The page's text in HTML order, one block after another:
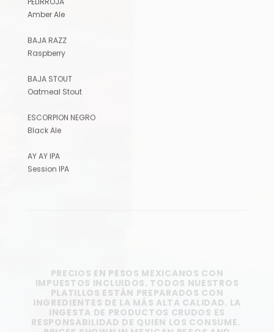
Amber Ale
Raspberry
Oatmeal Stout
Black Ale
Session IPA
PLATILLOS ESTÁN PREPARADOS CON
INGREDIENTES DE LA MÁS ALTA CALIDAD. LA
INGESTA DE PRODUCTOS CRUDOS ES
RESPONSABILIDAD DE QUIEN LOS CONSUME.
PRICES SHOWN IN MEXICAN PESOS AND
INCLUDE TAXES. WE TAKE GREAT CARE TO